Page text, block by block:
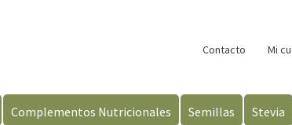
Contacto Mi
Complementos Nutricionales Semillas Stevia